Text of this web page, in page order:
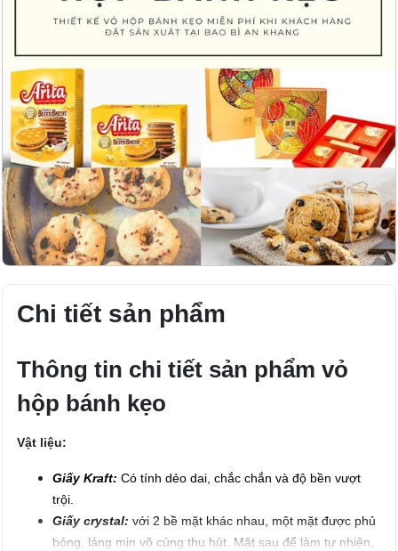
Chi tiết sản phẩm
Thông tin chi tiết sản phẩm vỏ
hộp bánh kẹo
Vật liệu:
Giấy Kraft: Có tính dẻo dai, chắc chắn và độ bền vượt
trội.
Giấy crystal: với 2 bề mặt khác nhau, một mặt được phủ
bóng, láng mịn vô cùng thu hút. Mặt sau để làm tự nhiên,